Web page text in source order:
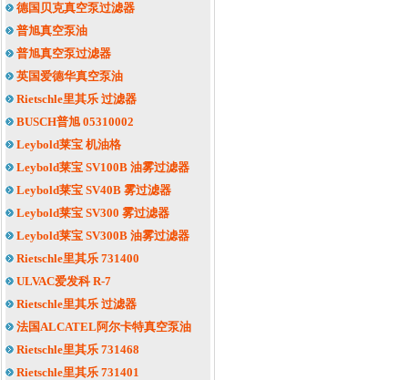
德国贝克真空泵过滤器
普旭真空泵油
普旭真空泵过滤器
英国爱德华真空泵油
Rietschle里其乐 过滤器
BUSCH普旭 05310002
Leybold莱宝 机油格
Leybold莱宝 SV100B 油雾过滤器
Leybold莱宝 SV40B 雾过滤器
Leybold莱宝 SV300 雾过滤器
Leybold莱宝 SV300B 油雾过滤器
Rietschle里其乐 731400
ULVAC爱发科 R-7
Rietschle里其乐 过滤器
法国ALCATEL阿尔卡特真空泵油
Rietschle里其乐 731468
Rietschle里其乐 731401